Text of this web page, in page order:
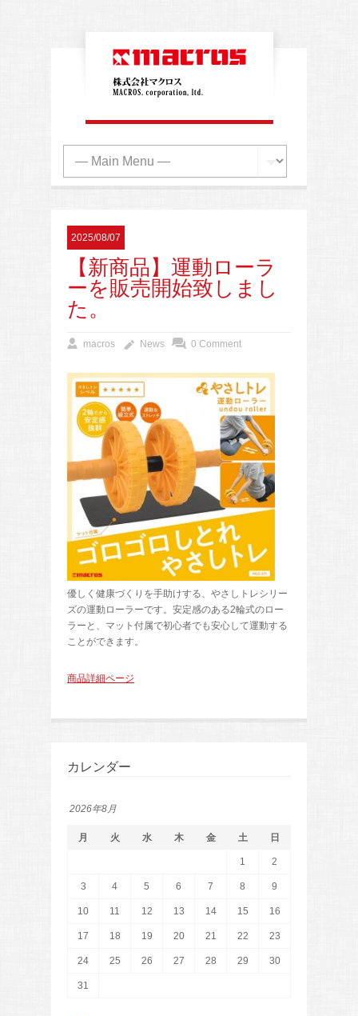
2025/08/07
【新商品】運動ローラ
ーを販売開始致しまし
た。
macros News 0 Comment
優しく健康づくりを手助けする、やさしトレシリー
ズの運動ローラーです。安定感のある2輪式のロー
ラーと、マット付属で初心者でも安心して運動する
ことができます。
商品詳細ページ
カレンダー
2026年8月
月 火 水 木 金 土 日
1 2
3 4 5 6 7 8 9
10 11 12 13 14 15 16
17 18 19 20 21 22 23
24 25 26 27 28 29 30
31